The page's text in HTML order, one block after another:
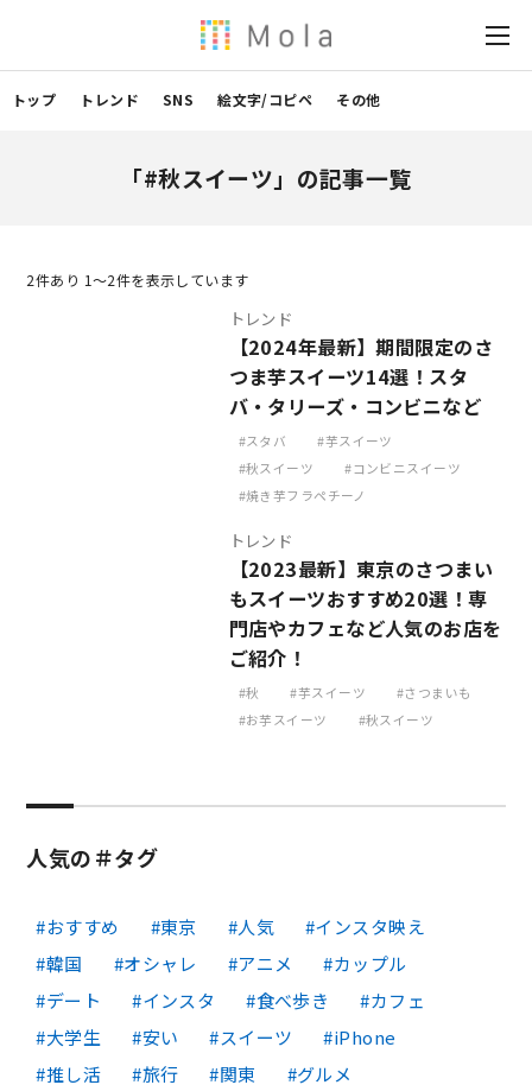
トップ トレンド SNS 絵文字/コピペ その他
「#秋スイーツ」の記事一覧
2件あり 1〜2件を表示しています
トレンド
【2024年最新】期間限定のさ
つま芋スイーツ14選！スタ
バ・タリーズ・コンビニなど
スタバ
芋スイーツ
秋スイーツ
コンビニスイーツ
焼き芋フラペチーノ
トレンド
【2023最新】東京のさつまい
もスイーツおすすめ20選！専
門店やカフェなど人気のお店を
ご紹介！
秋 芋スイーツ
さつまいも
お芋スイーツ
秋スイーツ
人気の＃タグ
おすすめ 東京 人気
インスタ映え
韓国
オシャレ アニメ
カップル
デート
インスタ 食べ歩き
カフェ
大学生
安い スイーツ
iPhone
推し活
旅行 関東 グルメ